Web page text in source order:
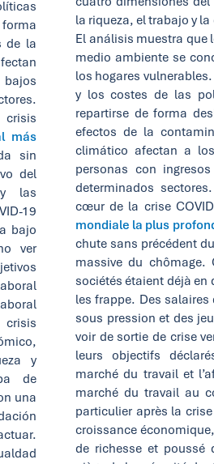
de la
bajos
más
sin
del
y las
19
bajo
ver
crisis
y
de
una
la riqueza, el trabajo y
El análisis muestra que
medio ambiente se
los hogares
y los costes de las
repartirse de forma
efectos de la
climático afectan a
personas con
determinados
cœur de la crise
mondiale la plus
chute sans précédent
massive du chômage.
sociétés étaient déjà en
les frappe. Des
sous pression et des
voir de sortie de crise
leurs objectifs
marché du travail et
marché du travail au
particulier après la
croissance
de richesse et poussé